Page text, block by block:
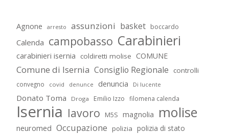
Agnone arresto assunzioni basket boccardo
Calenda campobasso Carabinieri
carabinieri isernia coldiretti molise COMUNE
Comune di Isernia Consiglio Regionale controlli
convegno covid denunce denuncia Di lucente
Donato Toma Droga Emilio Izzo filomena calenda
Isernia lavoro M5S magnolia molise
neuromed Occupazione polizia polizia di stato